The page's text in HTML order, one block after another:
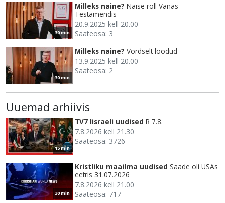
30 min
Milleks naine? Naise roll Vanas
Testamendis
20.9.2025 kell 20.00
Saateosa: 3
30 min
Milleks naine? Võrdselt loodud
13.9.2025 kell 20.00
Saateosa: 2
Uuemad arhiivis
15 min
TV7 Iisraeli uudised R 7.8.
7.8.2026 kell 21.30
Saateosa: 3726
30 min
Kristliku maailma uudised Saade oli USAs
eetris 31.07.2026
7.8.2026 kell 21.00
Saateosa: 717